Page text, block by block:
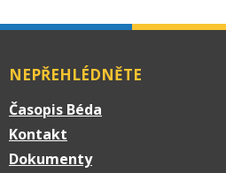
NEPŘEHLÉDNĚTE
Časopis Béda
Kontakt
Dokumenty